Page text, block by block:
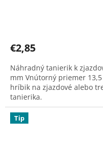
€2,85
Náhradný tanierik k
mm Vnútorný priemer
hríbik na zjazdové alebo
tanierika.
Tip